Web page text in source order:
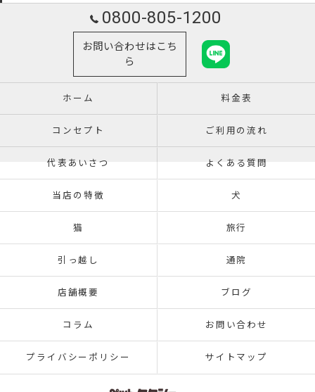
0800-805-1200
お問い合わせはこち
ら
ホーム 料金表
コンセプト ご利用の流れ
代表あいさつ よくある質問
当店の特徴 犬
猫 旅行
引っ越し 通院
店舗概要 ブログ
コラム お問い合わせ
プライバシーポリシー サイトマップ